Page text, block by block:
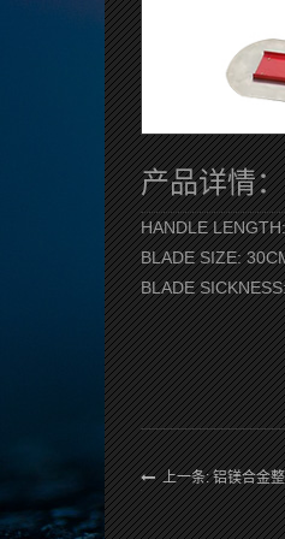
产品详情：
HANDLE
BLADE SIZE:
BLADE
上一条: 铝镁合金